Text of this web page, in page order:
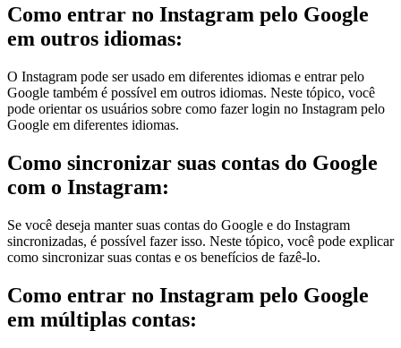
Como entrar no Instagram pelo Google
em outros idiomas:
O Instagram pode ser usado em diferentes idiomas e entrar pelo
Google também é possível em outros idiomas. Neste tópico, você
pode orientar os usuários sobre como fazer login no Instagram pelo
Google em diferentes idiomas.
Como sincronizar suas contas do Google
com o Instagram:
Se você deseja manter suas contas do Google e do Instagram
sincronizadas, é possível fazer isso. Neste tópico, você pode explicar
como sincronizar suas contas e os benefícios de fazê-lo.
Como entrar no Instagram pelo Google
em múltiplas contas: